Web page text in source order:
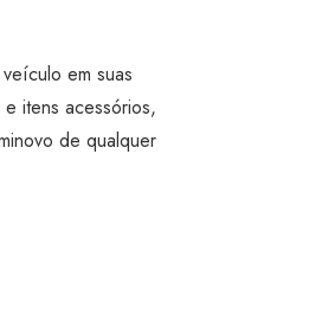
em suas
itens acessórios,
de qualquer